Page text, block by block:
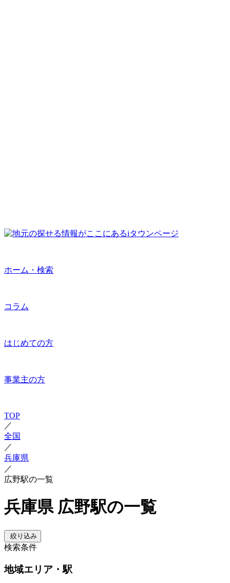
ホーム・検索
コラム
はじめての方
事業主の方
TOP
／
全国
／
兵庫県
／
広野駅の一覧
兵庫県 広野駅の一覧
絞り込み
検索条件
地域エリア・駅